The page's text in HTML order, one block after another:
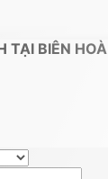
TẠI BIÊN HOÀ